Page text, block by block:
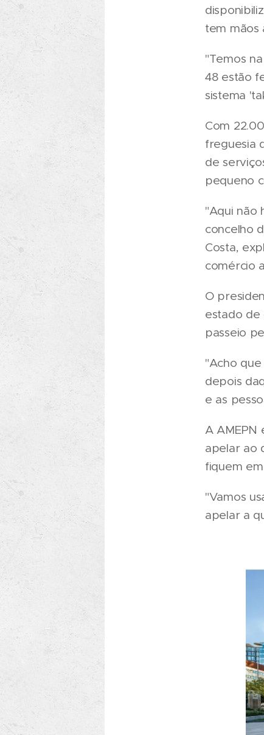
tem mãos
"Temos
48 estão
sistema
Com
freguesia
de
pequeno
"Aqui não
concelho
Costa,
comércio
O
estado de
passeio
"Acho
depois
e as
A AMEPN
apelar ao
fiquem
"Vamos
apelar a